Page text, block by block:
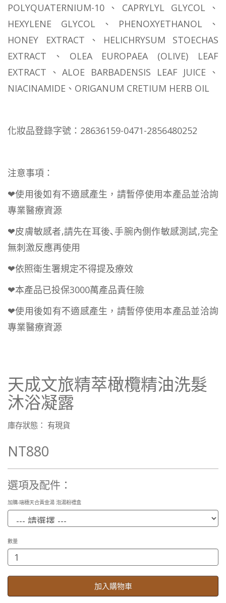
POLYQUATERNIUM-10、CAPRYLYL GLYCOL、
HEXYLENE GLYCOL、PHENOXYETHANOL、
HONEY EXTRACT、HELICHRYSUM STOECHAS
EXTRACT、OLEA EUROPAEA (OLIVE) LEAF
EXTRACT、ALOE BARBADENSIS LEAF JUICE、
NIACINAMIDE、ORIGANUM CRETIUM HERB OIL
化妝品登錄字號：28636159-0471-2856480252
注意事項：
❤使用後如有不適感產生，請暫停使用本產品並洽詢
專業醫療資源
❤皮膚敏感者,請先在耳後､手腕內側作敏感測試,完全
無刺激反應再使用
❤依照衛生署規定不得提及療效
❤本產品已投保3000萬產品責任險
❤使用後如有不適感產生，請暫停使用本產品並洽詢
專業醫療資源
天成文旅精萃橄欖精油洗髮
沐浴凝露
庫存狀態： 有現貨
NT880
選項及配件：
加購-瑞穗天合黃金湯 泡湯粉禮盒
數量
加入購物車